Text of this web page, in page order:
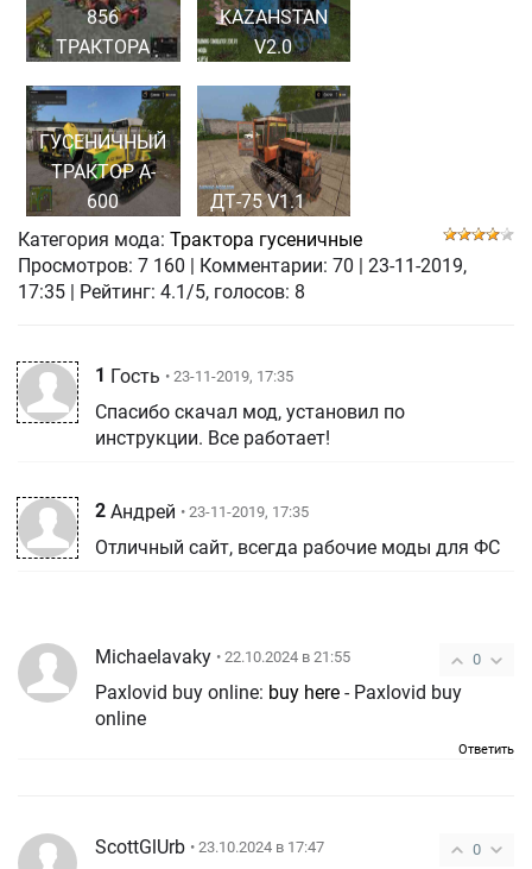
856
ТРАКТОРА
KAZAHSTAN
V2.0
ГУСЕНИЧНЫЙ
ТРАКТОР A-
600
ДТ-75 V1.1
Категория мода: Трактора гусеничные
Просмотров: 7 160 Комментарии: 70
23-11-2019,
17:35
| Рейтинг: 4.1/5, голосов: 8
1 Гость • 23-11-2019, 17:35
Спасибо скачал мод, установил по
инструкции. Все работает!
2 Андрей • 23-11-2019, 17:35
Отличный сайт, всегда рабочие моды для ФС
0
Michaelavaky • 22.10.2024 в 21:55
Paxlovid buy online: buy here - Paxlovid buy
online
Ответить
0
ScottGlUrb • 23.10.2024 в 17:47